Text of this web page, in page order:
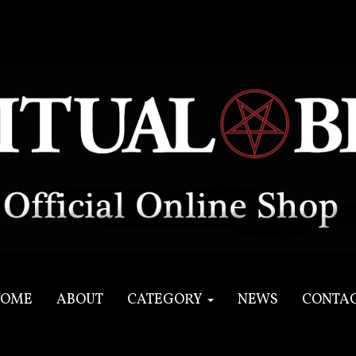
ABOUT CATEGORY NEWS